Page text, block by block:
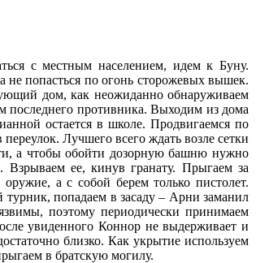
с местным населением, идем к Буну.
попасться по огонь сторожевых вышек.
дом, как неожиданно обнаруживаем
последнего противника. Выходим из дома
остается в школе. Продвигаемся по
Лучшего всего ждать возле сетки
а чтобы обойти дозорную башню нужно
Взрываем ее, кинув гранату. Прыгаем за
а с собой берем только пистолет.
попадаем в засаду – Арни заманил
поэтому периодически принимаем
увиденного Коннор не выдерживает и
близко. Как укрытие используем
в братскую могилу.